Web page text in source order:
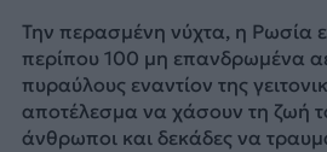
Την περασμένη νύχτα, η Ρωσία
περίπου 100 μη επανδρωμένα
πυραύλους εναντίον της
αποτέλεσμα να χάσουν τη ζωή
άνθρωποι και δεκάδες να